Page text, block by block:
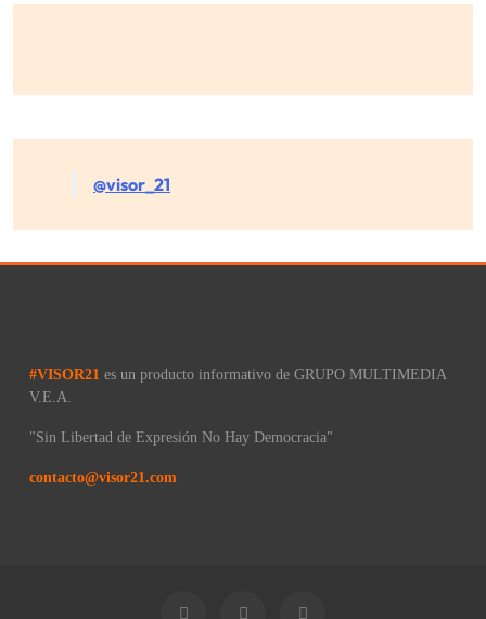
@visor_21
#VISOR21 es un producto informativo de GRUPO MULTIMEDIA
V.E.A.
"Sin Libertad de Expresión No Hay Democracia"
contacto@visor21.com